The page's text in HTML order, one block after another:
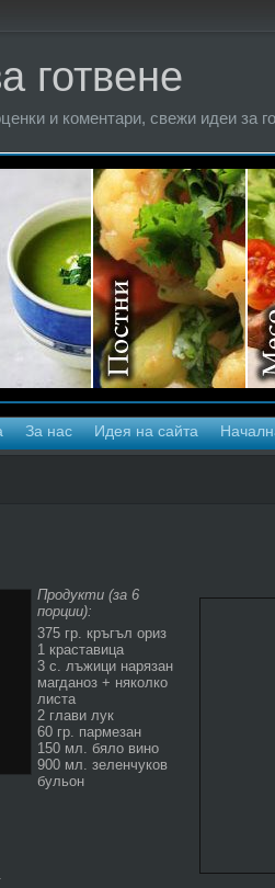
готвене
и коментари, свежи идеи за
За нас Идея на сайта
Продукти (за 6
порции):
375 гр. кръгъл ориз
1 краставица
3 с. лъжици нарязан
магданоз + няколко
листа
2 глави лук
60 гр. пармезан
150 мл. бяло вино
900 мл. зеленчуков
бульон